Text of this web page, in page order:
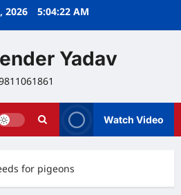
2026 5:04:23 AM
Yadav
Watch Video
for pigeons